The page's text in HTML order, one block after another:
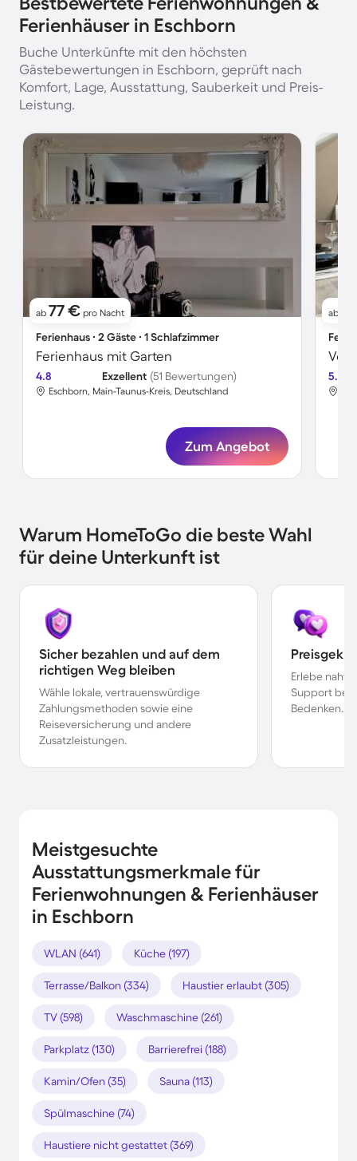
Ferienhäuser in Eschborn
Buche Unterkünfte mit den höchsten
Gästebewertungen in Eschborn, geprüft nach
Komfort, Lage, Ausstattung, Sauberkeit und Preis-
Leistung.
ab 77 € pro Nacht
Ferienhaus ∙ 2 Gäste ∙ 1 Schlafzimmer
Ferienhaus mit Garten
4.8 Exzellent (51 Bewertungen)
Eschborn, Main-Taunus-Kreis, Deutschland
Zum Angebot
ab
5.0
Warum HomeToGo die beste Wahl
für deine Unterkunft ist
Sicher bezahlen und auf dem
richtigen Weg bleiben
Wähle lokale, vertrauenswürdige
Zahlungsmethoden sowie eine
Reiseversicherung und andere
Zusatzleistungen.
Erlebe
Support bei
Bedenken.
Meistgesuchte
Ausstattungsmerkmale für
Ferienwohnungen & Ferienhäuser
in Eschborn
WLAN (641) Küche (197)
Terrasse/Balkon (334) Haustier erlaubt (305)
TV (598) Waschmaschine (261)
Parkplatz (130) Barrierefrei (188)
Kamin/Ofen (35) Sauna (113)
Spülmaschine (74)
Haustiere nicht gestattet (369)